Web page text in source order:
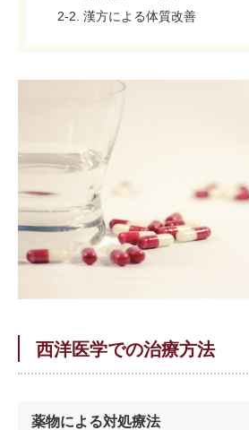
2-2. 漢方による体質改善
西洋医学での治療方法
薬物による対処療法